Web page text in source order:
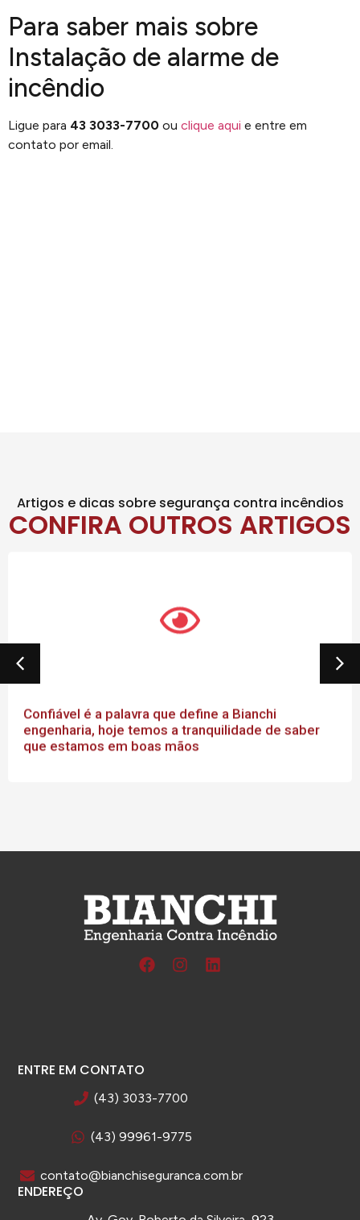
Para saber mais sobre
Instalação de alarme de
incêndio
Ligue para 43 3033-7700 ou clique aqui e entre em
contato por email.
Artigos e dicas sobre segurança contra incêndios
CONFIRA OUTROS ARTIGOS
Confiável é a palavra que define a Bianchi
engenharia, hoje temos a tranquilidade de saber
que estamos em boas mãos
ENTRE EM CONTATO
(43) 3033-7700
(43) 99961-9775
contato@bianchiseguranca.com.br
ENDEREÇO